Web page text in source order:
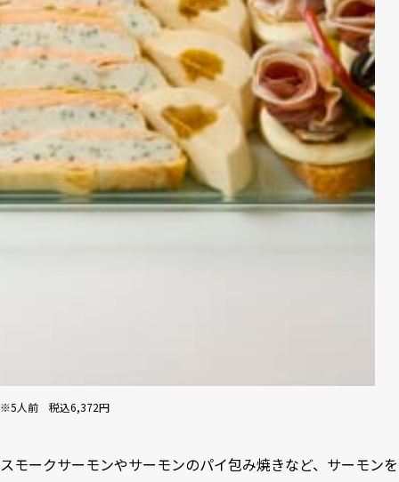
※5人前 税込6,372円
スモークサーモンやサーモンのパイ包み焼きなど、サーモンを